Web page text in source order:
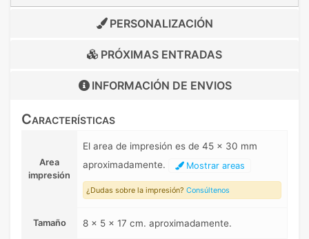
PERSONALIZACIÓN
PRÓXIMAS ENTRADAS
INFORMACIÓN DE ENVIOS
Características
Area
impresión
El area de impresión es de 45 x 30 mm
aproximadamente.
Mostrar areas
¿Dudas sobre la impresión? Consúltenos
Tamaño 8 x 5 x 17 cm. aproximadamente.